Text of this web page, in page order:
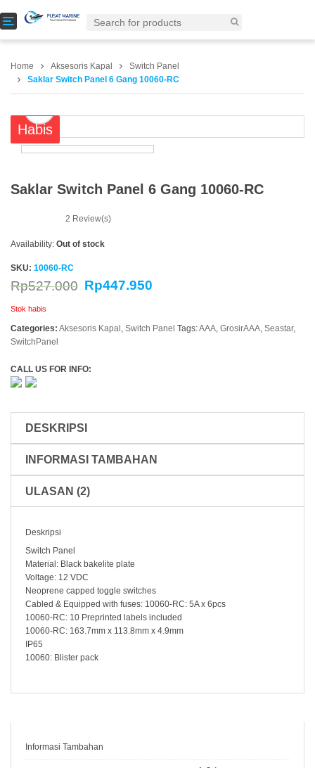
T
g
a
Home Aksesoris Kapal
Switch Panel
Saklar Switch Panel 6 Gang 10060-RC
Habis
Saklar Switch Panel 6 Gang 10060-RC
2 Review(s)
Availability: Out of stock
SKU: 10060-RC
Rp527.000 Rp447.950
Stok habis
Categories: Aksesoris Kapal , Switch Panel Tags:AAA, GrosirAAA, Seastar,
SwitchPanel
CALL US FOR INFO:
DESKRIPSI
INFORMASI TAMBAHAN
ULASAN (2)
Deskripsi
Switch Panel
Material: Black bakelite plate
Voltage: 12 VDC
Neoprene capped toggle switches
Cabled & Equipped with fuses: 10060-RC: 5A x 6pcs
10060-RC: 10 Preprinted labels included
10060-RC: 163.7mm x 113.8mm x 4.9mm
IP65
10060: Blister pack
Informasi Tambahan